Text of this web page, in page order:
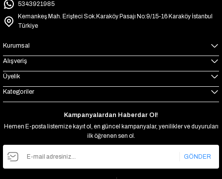
5343921985
Kemankeş Mah. Erişteci Sok.Karaköy Pasajı No:9/15-16 Karaköy İstanbul
Türkiye
Kurumsal
Alışveriş
Üyelik
Kategoriler
Kampanyalardan Haberdar Ol!
Hemen E-posta listemize kayıt ol, en güncel kampanyalar, yenilikler ve duyuruları
ilk öğrenen sen ol.
GÖNDER